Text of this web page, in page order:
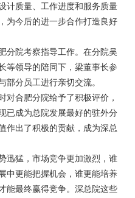
计质量、工作进度和服务质量
为今后的进一步合作打造良好
分院考察指导工作。在分院吴
等领导的陪同下，梁董事长参
部分员工进行亲切交流。
对合肥分院给予了积极评价，
已成为总院发展最好的驻外分
作出了积极的贡献，成为深总
迅猛，市场竞争更加激烈，谁
中更能把握机会，谁更能培养
能最终赢得竞争。深总院这些